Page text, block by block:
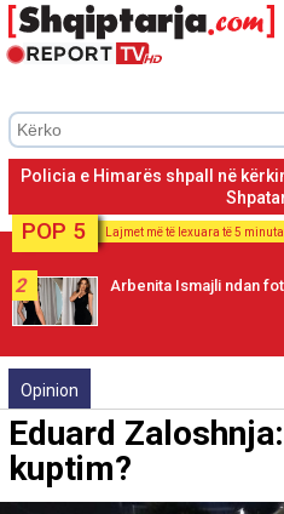
Policia e Himarës shpall në
POP 5 Lajmet më të lexuara të 5
2 Arbenita Ismajli ndan
Opinion
Eduard
kuptim?